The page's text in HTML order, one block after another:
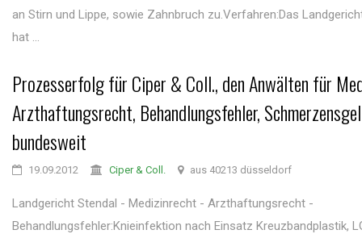
an Stirn und Lippe, sowie Zahnbruch zu.Verfahren:Das
hat ...
Prozesserfolg für Ciper & Coll., den Anwälten für
Arzthaftungsrecht, Behandlungsfehler,
bundesweit
19.09.2012 Ciper & Coll. aus 40213 düsseldorf
Landgericht Stendal - Medizinrecht - Arzthaftungsrecht -
Behandlungsfehler:Knieinfektion nach Einsatz Kreuzbandplastik,